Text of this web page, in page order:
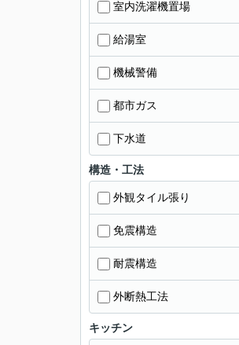
室内洗濯機置場
給湯室
機械警備
都市ガス
下水道
構造・工法
外観タイル張り
免震構造
耐震構造
外断熱工法
キッチン